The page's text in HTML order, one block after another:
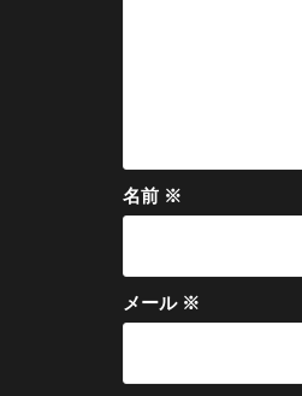
名前 ※
メール ※